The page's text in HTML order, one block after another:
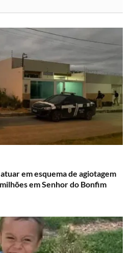
WhatsApp?
em esquema de agiotagem
em Senhor do Bonfim